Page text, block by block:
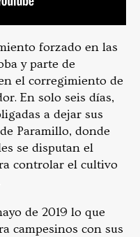
forzado en las
y parte de
el corregimiento de
En solo seis días,
a dejar sus
Paramillo, donde
se disputan el
controlar el cultivo
de 2019 lo que
campesinos con sus